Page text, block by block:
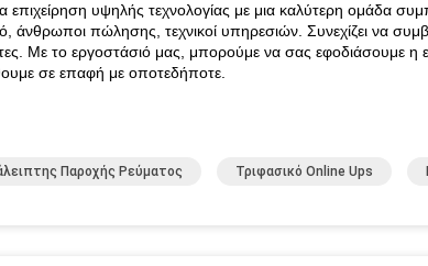
επιχείρηση υψηλής τεχνολογίας με μια καλύτερη ομάδα
άνθρωποι πώλησης, τεχνικοί υπηρεσιών. Συνεχίζει να
Με το εργοστάσιό μας, μπορούμε να σας εφοδιάσουμε η
σε επαφή με οποτεδήποτε.
Παροχής Ρεύματος Τριφασικό Online Ups